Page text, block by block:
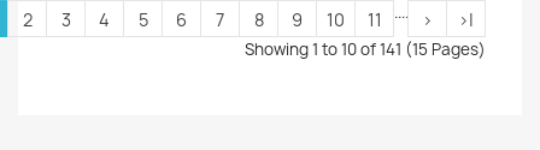
2 3 4 5 6 7 8 9 10 11 .... > >|
Showing 1 to 10 of 141 (15 Pages)